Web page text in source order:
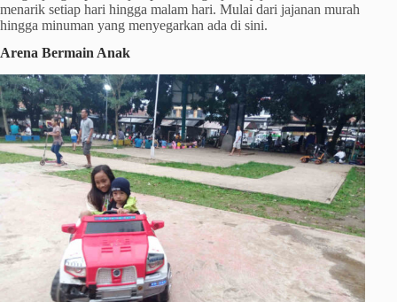
menarik setiap hari hingga malam hari. Mulai dari jajanan murah
hingga minuman yang menyegarkan ada di sini.
Arena Bermain Anak